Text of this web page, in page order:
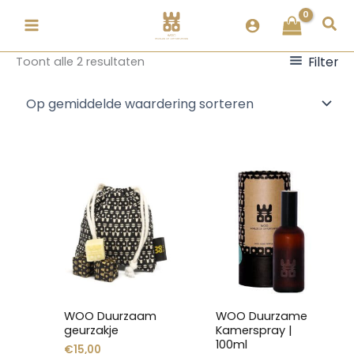
naar
inhoud
Toont alle 2 resultaten
Gesorteerd
Filter
WOO Duurzaam
geurzakje
€15,00
product
heeft
meerdere
variaties.
Deze
gekozen
worden
WOO Duurzame
Kamerspray |
100ml
product
heeft
meerdere
variaties.
Deze
optie
gekozen
worden